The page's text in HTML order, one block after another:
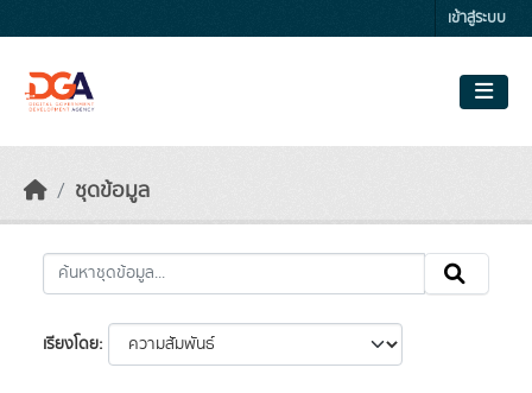
เข้าสู่ระบบ
ชุดข้อมูล
เรียงโดย